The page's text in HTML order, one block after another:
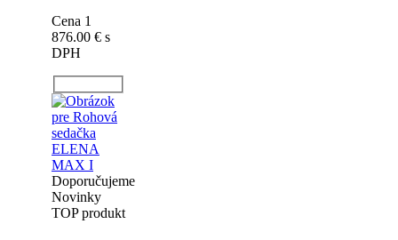
sedačka
GABRIELA
MAX
Doručenie
do: 5 až 10
týždňov
Rozmer:
350/280
Varianta:
rozkladacie